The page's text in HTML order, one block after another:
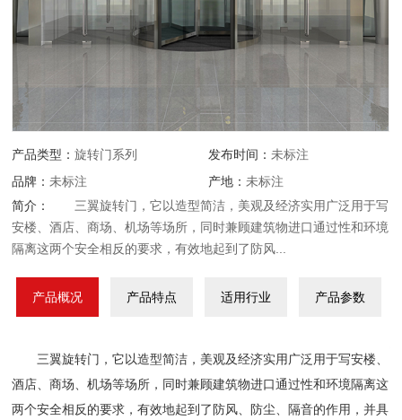
产品类型：旋转门系列 发布时间： 未标注
品牌： 未标注 产地： 未标注
简介：
三翼旋转门，它以造型简洁，美观及经济实用广泛用于写
安楼、酒店、商场、机场等场所，同时兼顾建筑物进口通过性和环境
隔离这两个安全相反的要求，有效地起到了防风...
产品概况 产品特点 适用行业 产品参数
三翼旋转门，它以造型简洁，美观及经济实用广泛用于写安楼、
酒店、商场、机场等场所，同时兼顾建筑物进口通过性和环境隔离这
两个安全相反的要求，有效地起到了防风、防尘、隔音的作用，并具